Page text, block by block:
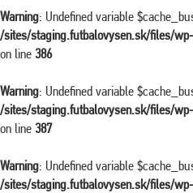
Warning: Undefined variable
/sites/staging.futbalovysen.sk/files/
on line 386
Warning: Undefined variable
/sites/staging.futbalovysen.sk/files/
on line 387
Warning: Undefined variable
/sites/staging.futbalovysen.sk/files/